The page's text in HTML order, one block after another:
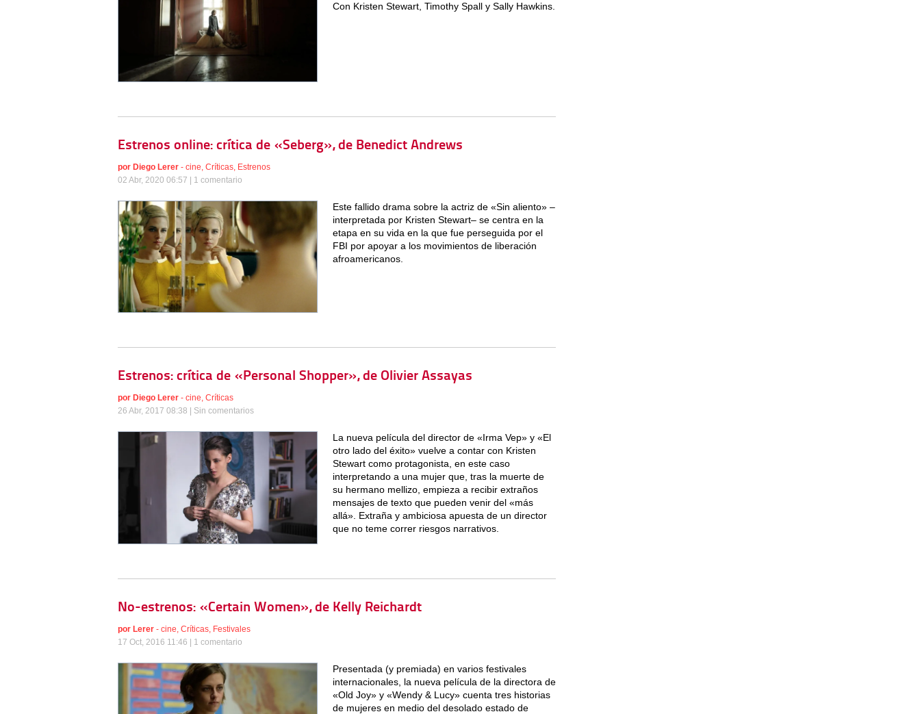
Con Kristen Stewart, Timothy Spall y Sally Hawkins.
Estrenos online: crítica de «Seberg», de Benedict Andrews
por Diego Lerer - cine Críticas Estrenos
02 Abr, 2020 06:57 | 1 comentario
Este fallido drama sobre la actriz de «Sin aliento» –
interpretada por Kristen Stewart– se centra en la
etapa en su vida en la que fue perseguida por el
FBI por apoyar a los movimientos de liberación
afroamericanos.
Estrenos: crítica de «Personal Shopper», de Olivier Assayas
por Diego Lerer - cine Críticas
26 Abr, 2017 08:38 | Sin comentarios
La nueva película del director de «Irma Vep» y «El
otro lado del éxito» vuelve a contar con Kristen
Stewart como protagonista, en este caso
interpretando a una mujer que, tras la muerte de
su hermano mellizo, empieza a recibir extraños
mensajes de texto que pueden venir del «más
allá». Extraña y ambiciosa apuesta de un director
que no teme correr riesgos narrativos.
No-estrenos: «Certain Women», de Kelly Reichardt
por Lerer - cine, Críticas, Festivales
17 Oct, 2016 11:46 | 1 comentario
Presentada (y premiada) en varios festivales
internacionales, la nueva película de la directora de
«Old Joy» y «Wendy & Lucy» cuenta tres historias
de mujeres en medio del desolado estado de